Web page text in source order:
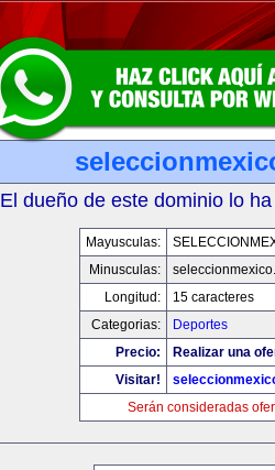
El dueño de este dominio lo
Mayusculas:
Minusculas:
Longitud:
15 caracteres
Categorias:
Deportes
Precio:
Realizar una
Visitar!
Serán consideradas